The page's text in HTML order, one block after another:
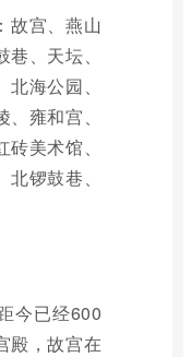
故宫、燕山
、天坛、
海公园、
雍和宫、
美术馆、
锣鼓巷、
今已经600
殿，故宫在